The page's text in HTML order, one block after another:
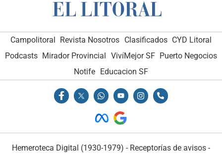
Campolitoral Revista Nosotros Clasificados CYD Litoral
Podcasts Mirador Provincial VivíMejor SF Puerto Negocios
Notife
Educacion SF
Hemeroteca Digital (1930-1979) - Receptorías de avisos -